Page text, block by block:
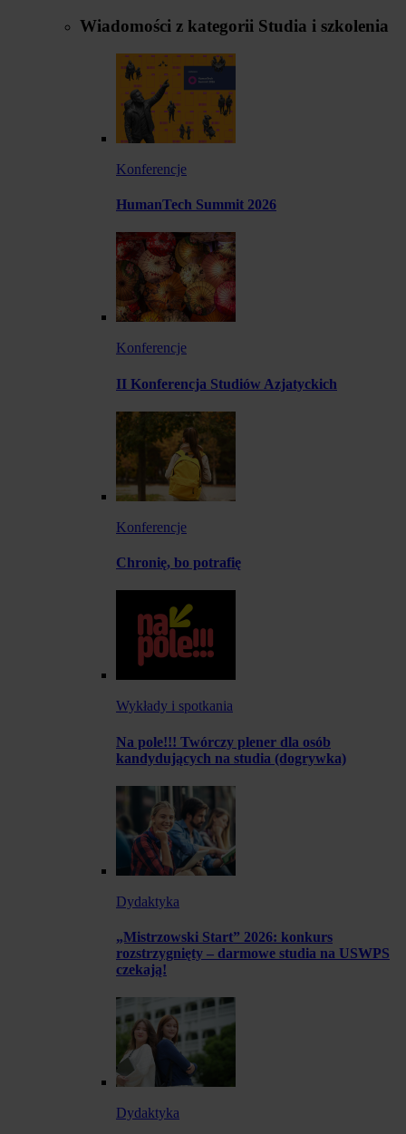
Wiadomości z kategorii Studia i szkolenia
Konferencje
HumanTech Summit 2026
Konferencje
II Konferencja Studiów Azjatyckich
Konferencje
Chronię, bo potrafię
Wykłady i spotkania
Na pole!!! Twórczy plener dla osób
kandydujących na studia (dogrywka)
Dydaktyka
„Mistrzowski Start” 2026: konkurs
rozstrzygnięty – darmowe studia na USWPS
czekają!
Dydaktyka